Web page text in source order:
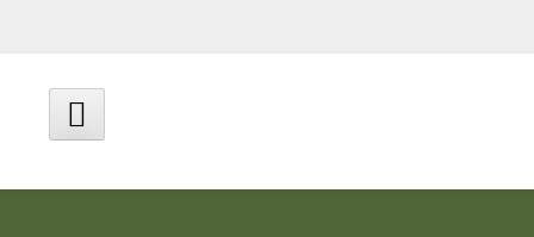
innehåll
Huvudmeny